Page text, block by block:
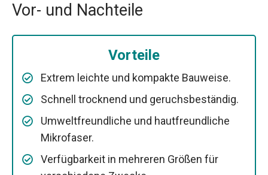
Vor- und Nachteile
Vorteile
Extrem leichte und kompakte Bauweise.
Schnell trocknend und geruchsbeständig.
Umweltfreundliche und hautfreundliche
Mikrofaser.
Verfügbarkeit in mehreren Größen für